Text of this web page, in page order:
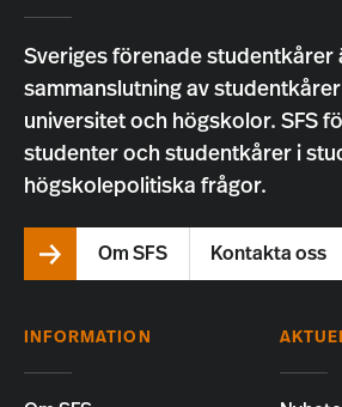
Sveriges förenade studentkårer
sammanslutning av
universitet och högskolor. SFS
studenter och studentkårer i
högskolepolitiska frågor.
Om SFS Kontakta oss
INFORMATION